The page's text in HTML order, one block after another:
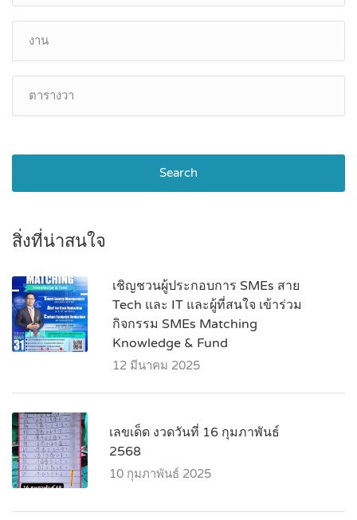
Search
สิ่งที่น่าสนใจ
เชิญชวนผู้ประกอบการ SMEs สาย
Tech และ IT และผู้ที่สนใจ เข้าร่วม
กิจกรรม SMEs Matching
Knowledge & Fund
12 มีนาคม 2025
เลขเด็ด งวดวันที่ 16 กุมภาพันธ์
2568
10 กุมภาพันธ์ 2025